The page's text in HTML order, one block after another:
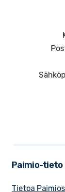
Paimio-tieto
Tietoa